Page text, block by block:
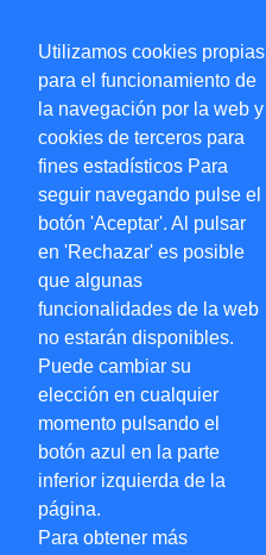
Utilizamos cookies propias
para el funcionamiento de
la navegación por la web y
cookies de terceros para
fines estadísticos Para
seguir navegando pulse el
botón 'Aceptar'. Al pulsar
en 'Rechazar' es posible
que algunas
funcionalidades de la web
no estarán disponibles.
Puede cambiar su
elección en cualquier
momento pulsando el
botón azul en la parte
inferior izquierda de la
página.
Para obtener más